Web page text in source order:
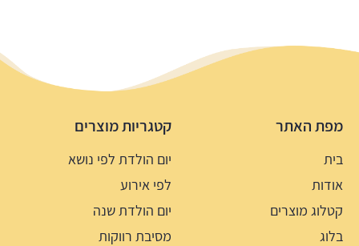
מפת האתר
בית
אודות
קטלוג מוצרים
בלוג
קטגריות מוצרים
יום הולדת לפי נושא
לפי אירוע
יום הולדת שנה
מסיבת רווקות